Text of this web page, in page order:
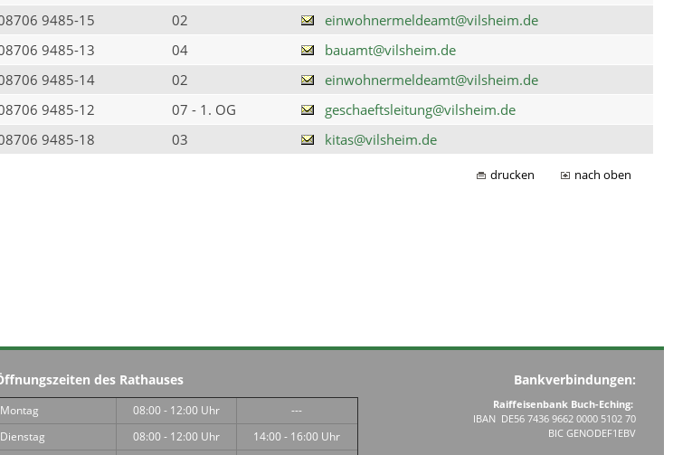
9485-15 02
einwohnermeldeamt@vilsheim.de
9485-13 04
bauamt@vilsheim.de
9485-14 02
einwohnermeldeamt@vilsheim.de
9485-12 07 - 1. OG
geschaeftsleitung@vilsheim.de
9485-18 03 kitas@vilsheim.de
drucken nach oben
des Rathauses
Montag 08:00 - 12:00 Uhr
---
Dienstag
08:00 - 12:00 Uhr
14:00 - 16:00 Uhr
Bankverbindungen:
Raiffeisenbank Buch-Eching:
IBAN DE56 7436 9662 0000 5102 70
BIC GENODEF1EBV